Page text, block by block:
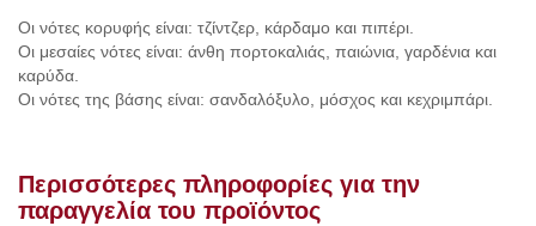
Οι νότες κορυφής είναι: τζίντζερ, κάρδαμο και πιπέρι.
Οι μεσαίες νότες είναι: άνθη πορτοκαλιάς, παιώνια, γαρδένια και
καρύδα.
Οι νότες της βάσης είναι: σανδαλόξυλο, μόσχος και κεχριμπάρι.
Περισσότερες πληροφορίες για την
παραγγελία του προϊόντος